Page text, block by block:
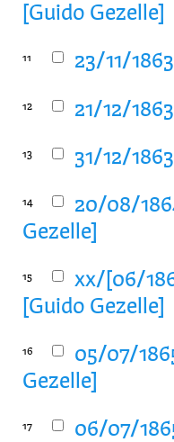
[Guido Gezelle]
11 23/11/
12 21/12/
13 31/12/
14
20/08/
Gezelle]
15
xx/[06/
[Guido Gezelle]
16
05/07/
Gezelle]
17 06/07/